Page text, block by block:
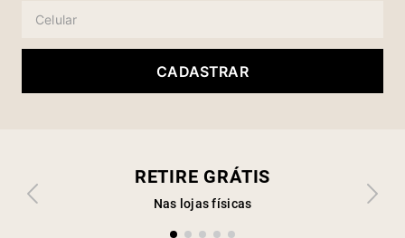
CADASTRAR
RETIRE GRÁTIS
Nas lojas físicas